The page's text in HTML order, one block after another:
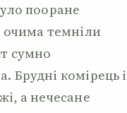
пооране
темніли
сумно
Брудні комірець і
а нечесане